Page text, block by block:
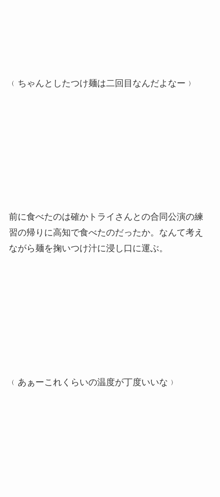
﹙ちゃんとしたつけ麺は二回目なんだよなー﹚
前に食べたのは確かトライさんとの合同公演の練
習の帰りに高知で食べたのだったか。なんて考え
ながら麺を掬いつけ汁に浸し口に運ぶ。
﹙あぁーこれくらいの温度が丁度いいな﹚